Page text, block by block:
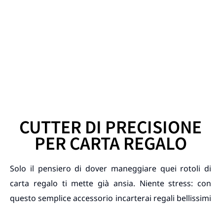
CUTTER DI PRECISIONE
PER CARTA REGALO
Solo il pensiero di dover maneggiare quei rotoli di
carta regalo ti mette già ansia. Niente stress: con
questo semplice accessorio incarterai regali bellissimi